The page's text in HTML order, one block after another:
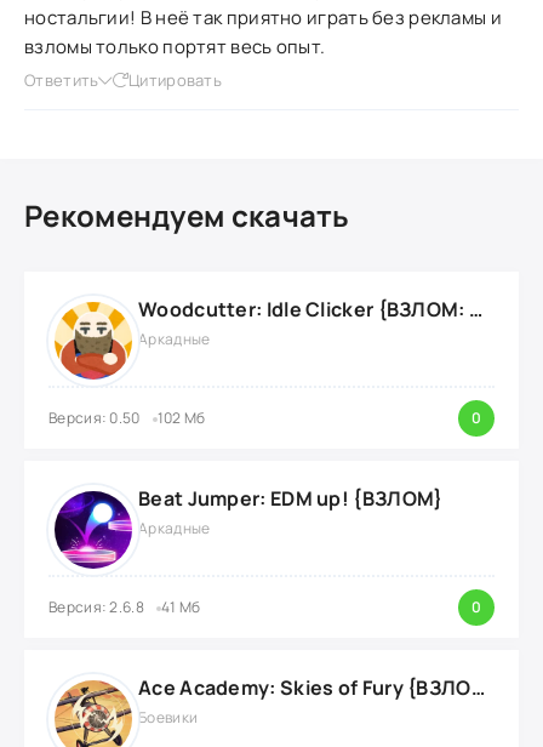
ностальгии! В неё так приятно играть без рекламы и
взломы только портят весь опыт.
Ответить Цитировать
Рекомендуем скачать
Woodcutter: Idle Clicker {ВЗЛОМ: Много Ресурсов}
Аркадные
Версия: 0.50 102 Мб 0
Beat Jumper: EDM up! {ВЗЛОМ}
Аркадные
Версия: 2.6.8 41 Мб 0
Ace Academy: Skies of Fury {ВЗЛОМ: бустеры и моды}
Боевики